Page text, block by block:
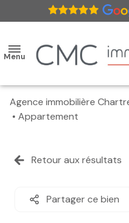
Menu
accueil
vendus
Agence immobilière
Appartement
Retour aux résultats
Partager ce bien